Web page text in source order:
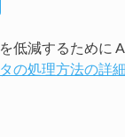
低減するために
の処理方法の詳